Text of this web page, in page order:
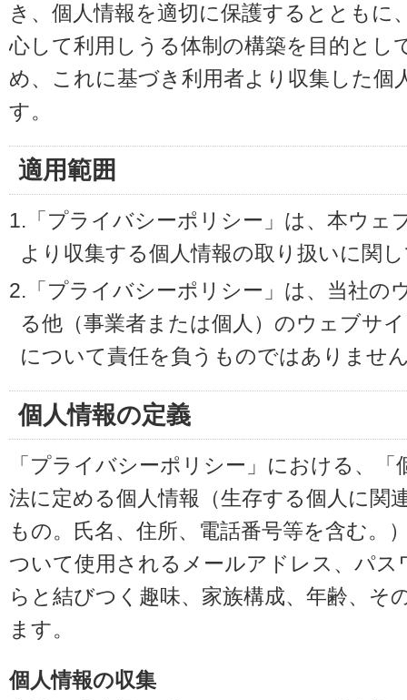
き、個人情報を適切に保護するとともに
心して利用しうる体制の構築を目的とし
め、これに基づき利用者より収集した個
す。
適用範囲
1.「プライバシーポリシー」は、本ウェ
より収集する個人情報の取り扱いに関
2.「プライバシーポリシー」は、当社の
る他（事業者または個人）のウェブサ
について責任を負うものではありませ
個人情報の定義
「プライバシーポリシー」における、
法に定める個人情報（生存する個人に関
もの。氏名、住所、電話番号等を含む。
ついて使用されるメールアドレス、パ
らと結びつく趣味、家族構成、年齢、そ
ます。
個人情報の収集